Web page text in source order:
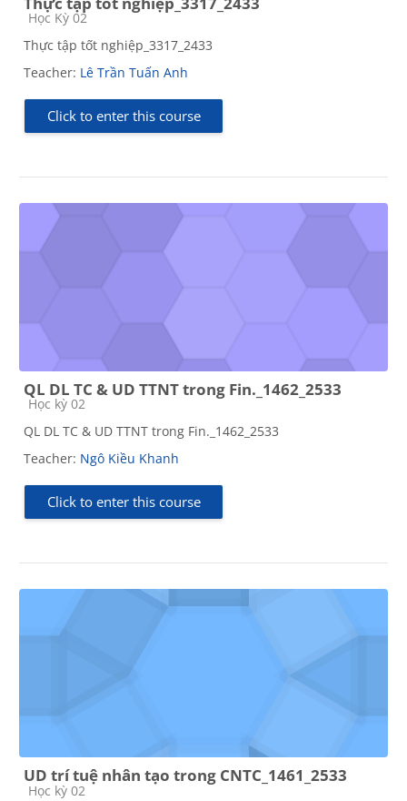
Course category
Học Kỳ 02
Thực tập tốt nghiệp_3317_2433
Teacher: Lê Trần Tuấn Anh
Click to enter this course
QL DL TC & UD TTNT trong Fin._1462_2533
Course category
Học kỳ 02
QL DL TC & UD TTNT trong Fin._1462_2533
Teacher: Ngô Kiều Khanh
Click to enter this course
UD trí tuệ nhân tạo trong CNTC_1461_2533
Course category
Học kỳ 02